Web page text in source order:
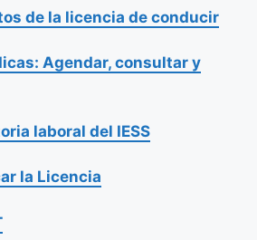
de la licencia de conducir
Agendar, consultar y
laboral del IESS
la Licencia